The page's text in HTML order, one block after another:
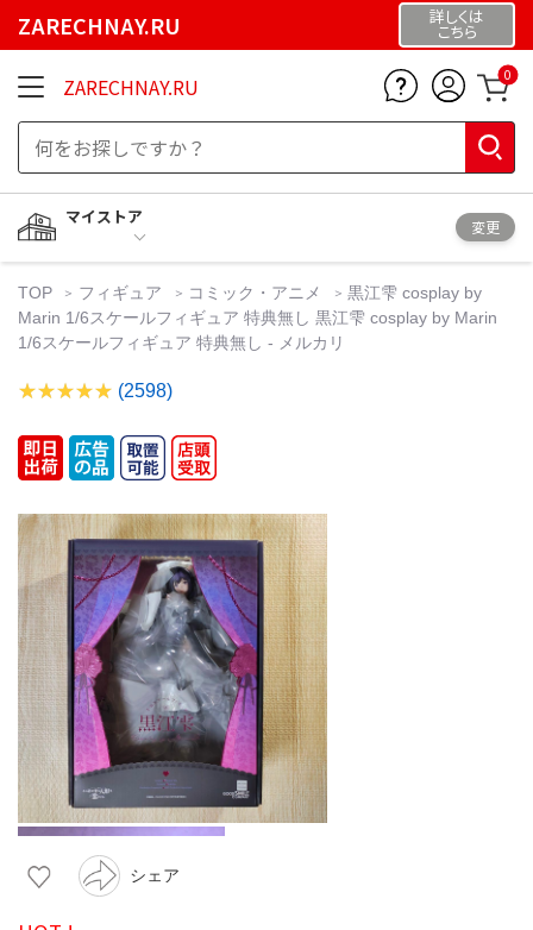
ZARECHNAY.RU 詳しくは
こちら
ZARECHNAY.RU 0
マイストア
変更
TOP フィギュア コミック・アニメ
黒江雫 cosplay by
Marin 1/6スケールフィギュア 特典無し 黒江雫 cosplay by Marin
1/6スケールフィギュア 特典無し - メルカリ
(2598)
シェア